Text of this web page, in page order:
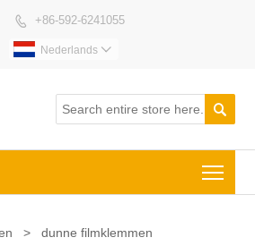
 +86-592-6241055
Nederlands 

> dunne filmklemmen